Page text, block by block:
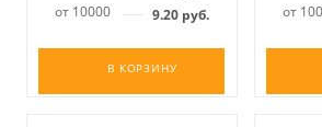
от 10000
9.20 руб.
В КОРЗИНУ
от